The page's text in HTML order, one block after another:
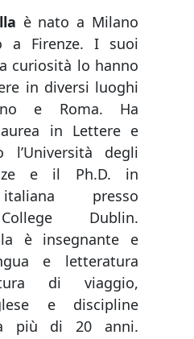
è nato a Milano
a Firenze. I suoi
curiosità lo hanno
in diversi luoghi
e Roma. Ha
in Lettere e
l’Università degli
e il Ph.D. in
presso
Dublin.
è insegnante e
e letteratura
di viaggio,
e discipline
più di 20 anni.